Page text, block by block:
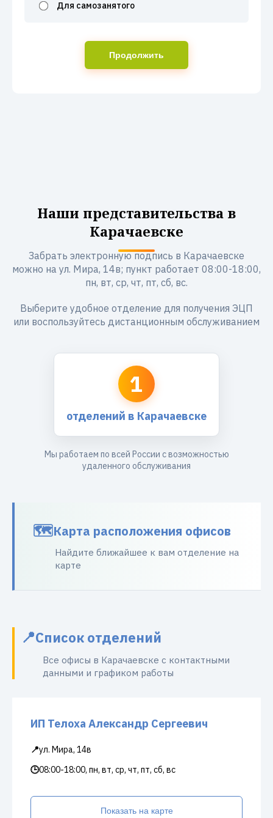
Для самозанятого
Продолжить
Наши представительства в
Карачаевске
Забрать электронную подпись в Карачаевске
можно на ул. Мира, 14в; пункт работает 08:00-18:00,
пн, вт, ср, чт, пт, сб, вс.
Выберите удобное отделение для получения ЭЦП
или воспользуйтесь дистанционным обслуживанием
1
отделений в Карачаевске
Мы работаем по всей России с возможностью
удаленного обслуживания
Карта расположения офисов
Найдите ближайшее к вам отделение на
карте
Список отделений
Все офисы в Карачаевске с контактными
данными и графиком работы
ИП Телоха Александр Сергеевич
📍ул. Мира, 14в
🕒08:00-18:00, пн, вт, ср, чт, пт, сб, вс
Показать на карте